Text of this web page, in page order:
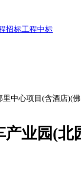
招标工程中标
中心项目(含酒店)(
产业园(